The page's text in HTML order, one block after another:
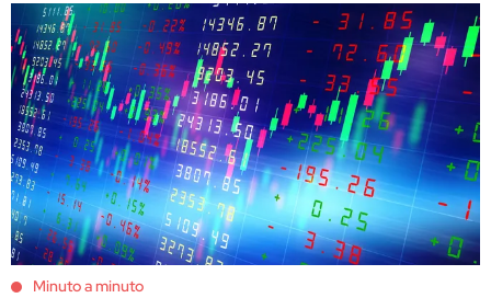
Minuto a minuto